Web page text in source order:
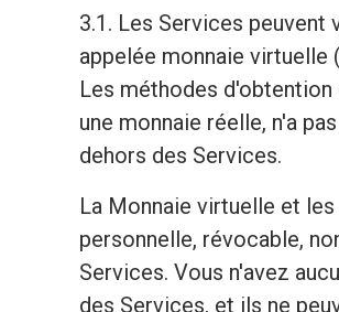
3.1. Les Services peuvent
appelée monnaie virtuelle
Les méthodes d'obtention
une monnaie réelle, n'a
dehors des Services.
La Monnaie virtuelle et
personnelle, révocable,
Services. Vous n'avez
des Services, et ils ne